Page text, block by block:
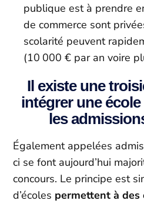
publique est à prendre
de commerce sont
scolarité peuvent
(10 000 € par an voire
Il existe une
intégrer une
les
Également appelées
ci se font aujourd’hui
concours. Le principe est
d’écoles permettent à